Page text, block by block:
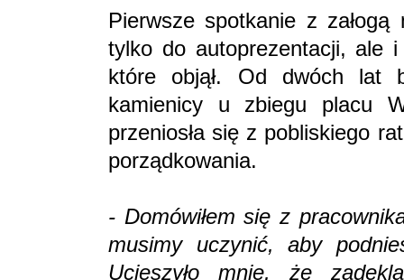
Pierwsze spotkanie z załogą
tylko do autoprezentacji, ale
które objął. Od dwóch lat
kamienicy u zbiegu placu
przeniosła się z pobliskiego
porządkowania.
- Domówiłem się z
musimy uczynić, aby
Ucieszyło mnie, że